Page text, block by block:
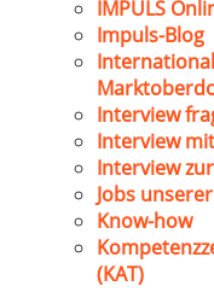
IMPULS
Impuls-Blog
Interview
Interview
Interview
Jobs
Know-how
(KAT)